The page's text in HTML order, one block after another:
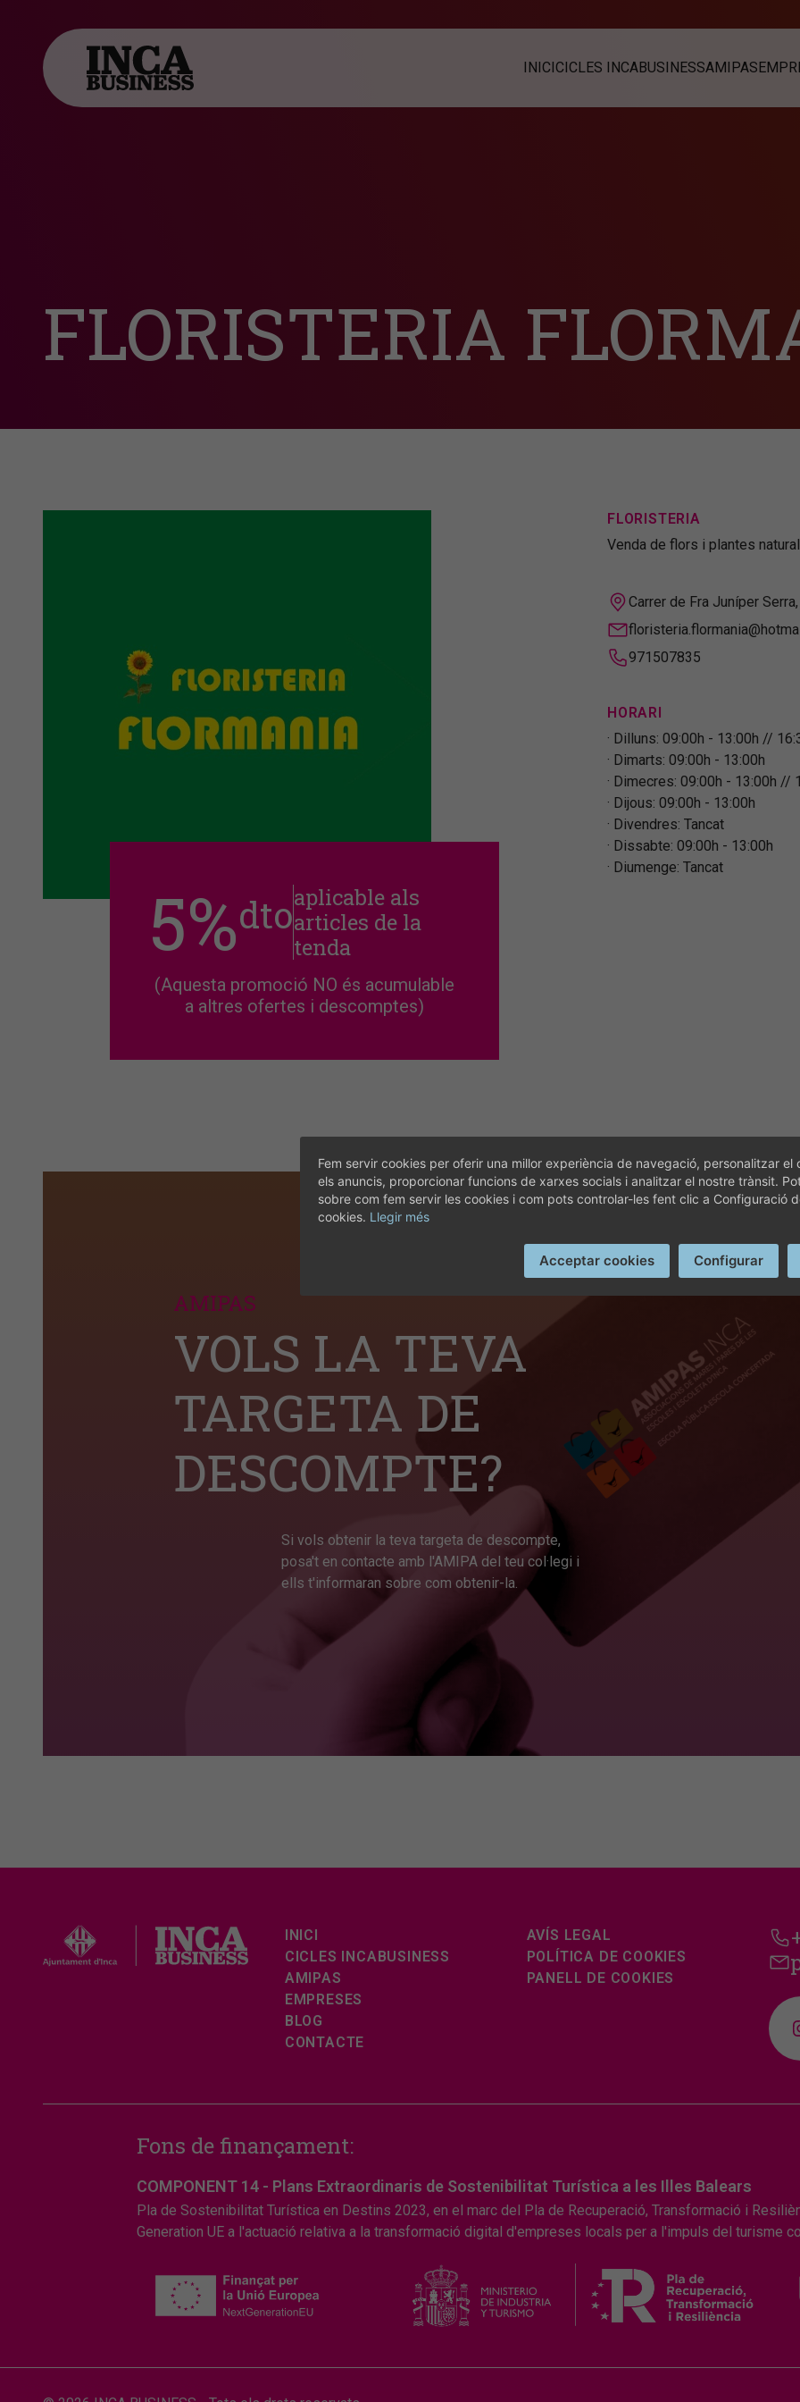
INICICICLES INCABUSINESSAMIPAS
FLORISTERIA
5%dtoaplicable als
articles de la
tenda
(Aquesta promoció NO és acumulable
a altres ofertes i descomptes)
FLORISTERIA
Venda de flors i plantes
Carrer de Fra Juníper
971507835
HORARI
Dilluns: 09:00h - 13:00h //
Dimarts: 09:00h - 13:00h
Dimecres: 09:00h - 13:00h //
Dijous: 09:00h - 13:00h
Divendres: Tancat
Dissabte: 09:00h - 13:00h
Diumenge: Tancat
AMIPAS
VOLS LA TEVA
TARGETA DE
DESCOMPTE?
Si vols obtenir la teva targeta de descompte,
posa't en contacte amb l'AMIPA del teu col·legi i
ells t'informaran sobre com obtenir-la.
INICI
CICLES INCABUSINESS
AMIPAS
EMPRESES
BLOG
CONTACTE
AVÍS LEGAL
POLÍTICA DE COOKIES
PANELL DE COOKIES
Fons de finançament:
COMPONENT 14 - Plans Extraordinaris de Sostenibilitat Turística a les Illes Balears
Pla de Sostenibilitat Turística en Destins 2023, en el marc del Pla de Recuperació, Transformació i
Generation UE a l'actuació relativa a la transformació digital d'empreses locals per a l'impuls del turisme
Fem servir cookies per oferir una millor experiència de navegació, personalitzar el
els anuncis, proporcionar funcions de xarxes socials i analitzar el nostre trànsit.
sobre com fem servir les cookies i com pots controlar-les fent clic a Configuració
cookies. Llegir més
Acceptar cookies Configurar